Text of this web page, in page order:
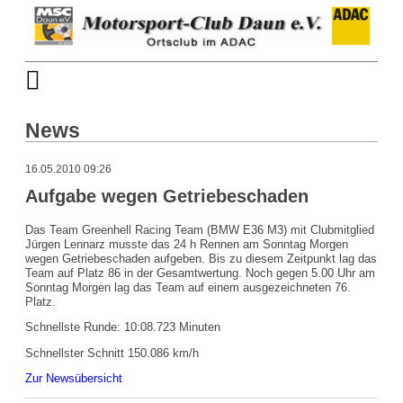
News
16.05.2010 09:26
Aufgabe wegen Getriebeschaden
Das Team Greenhell Racing Team (BMW E36 M3) mit Clubmitglied
Jürgen Lennarz musste das 24 h Rennen am Sonntag Morgen
wegen Getriebeschaden aufgeben. Bis zu diesem Zeitpunkt lag das
Team auf Platz 86 in der Gesamtwertung. Noch gegen 5.00 Uhr am
Sonntag Morgen lag das Team auf einem ausgezeichneten 76.
Platz.
Schnellste Runde: 10:08.723 Minuten
Schnellster Schnitt 150.086 km/h
Zur Newsübersicht